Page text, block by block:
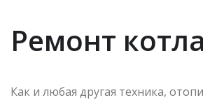
Ремонт котла
Как и любая другая техника,